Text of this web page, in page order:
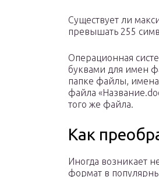
Существует ли
превышать 255
Операционная
буквами для имен
папке файлы,
файла
того же файла.
Как
Иногда возникает
формат в